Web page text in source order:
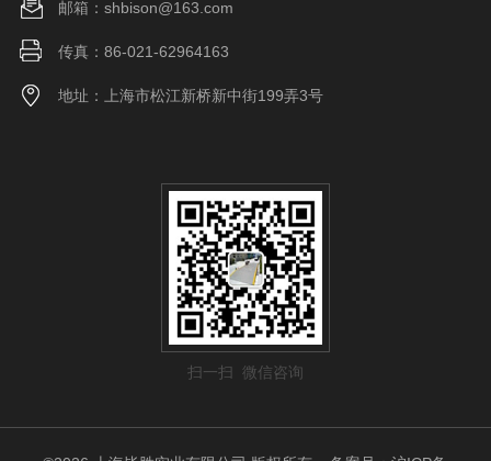
邮箱：shbison@163.com
传真：86-021-62964163
地址：上海市松江新桥新中街199弄3号
扫一扫 微信咨询